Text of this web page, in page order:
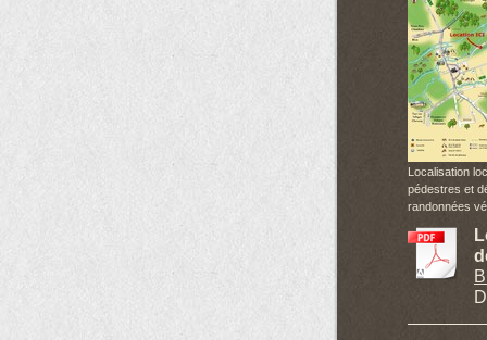
Localisation
pédestres et
randonnées